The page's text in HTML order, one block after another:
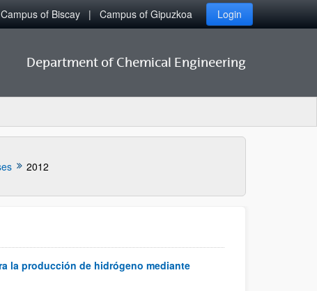
Campus of Biscay Campus of Gipuzkoa Login
Department of Chemical Engineering
2012
la producción de hidrógeno mediante